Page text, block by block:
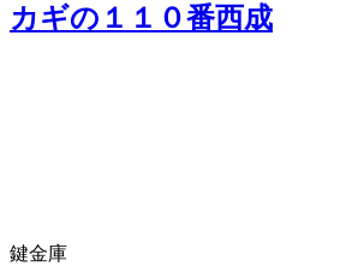
カギの１１０番西成
鍵金庫